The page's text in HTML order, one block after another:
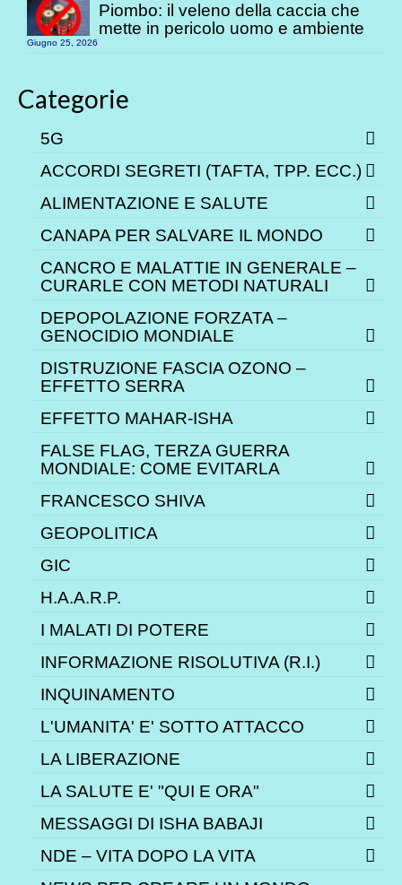
Piombo: il veleno della caccia che
mette in pericolo uomo e ambiente
Giugno 25, 2026
Categorie
5G
ACCORDI SEGRETI (TAFTA, TPP. ECC.)
ALIMENTAZIONE E SALUTE
CANAPA PER SALVARE IL MONDO
CANCRO E MALATTIE IN GENERALE –
CURARLE CON METODI NATURALI
DEPOPOLAZIONE FORZATA –
GENOCIDIO MONDIALE
DISTRUZIONE FASCIA OZONO –
EFFETTO SERRA
EFFETTO MAHAR-ISHA
FALSE FLAG, TERZA GUERRA
MONDIALE: COME EVITARLA
FRANCESCO SHIVA
GEOPOLITICA
GIC
H.A.A.R.P.
I MALATI DI POTERE
INFORMAZIONE RISOLUTIVA (R.I.)
INQUINAMENTO
L'UMANITA' E' SOTTO ATTACCO
LA LIBERAZIONE
LA SALUTE E' "QUI E ORA"
MESSAGGI DI ISHA BABAJI
NDE – VITA DOPO LA VITA